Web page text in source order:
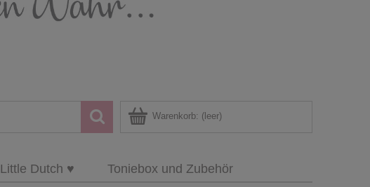
Warenkorb: (leer)
Little Dutch ♥ Toniebox und Zubehör